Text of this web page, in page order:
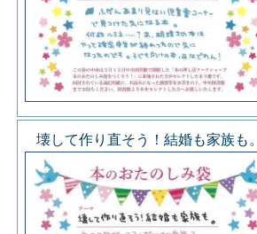
壊して作り直そう！結婚も家族も。